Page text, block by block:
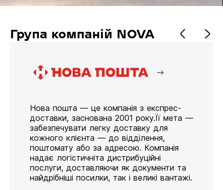
Група компаній NOVA
Нова пошта — це компанія з експрес-
доставки, заснована 2001 року.Її мета —
забезпечувати легку доставку для
кожного клієнта — до відділення,
поштомату або за адресою. Компанія
надає логістичніта дистрибуційні
послуги, доставляючи як документи та
найдрібніші посилки, так і великі вантажі.